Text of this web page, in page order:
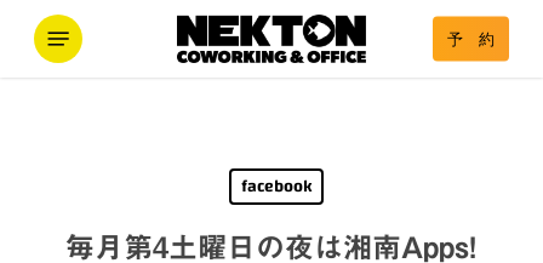
予 約
Menu
facebook
毎月第4土曜日の夜は湘南Apps!